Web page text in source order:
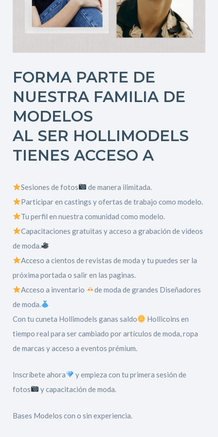
FORMA PARTE DE
NUESTRA FAMILIA DE
MODELOS
AL SER HOLLIMODELS
TIENES ACCESO A
Sesiones de fotos
de manera ilimitada.
Participar en castings y ofertas de trabajo como modelo.
Tu perfil en nuestra comunidad como modelo.
Capacitaciones gratuitas y acceso a grabación de videos
de moda.
Acceso a cientos de revistas de moda y tu puedes ser la
próxima portada o salir en las paginas.
Acceso a inventario
de moda de grandes Diseñadores
de moda.
Con tu cuneta Hollimodels ganas saldo
Hollicoins en
tiempo real para ser cambiado por artículos de moda, ropa
de marcas y acceso a eventos prémium.
Inscríbete ahora
y empieza con tu primera sesión de
fotos
y capacitación de moda.
Bases Modelos con o sin experiencia.